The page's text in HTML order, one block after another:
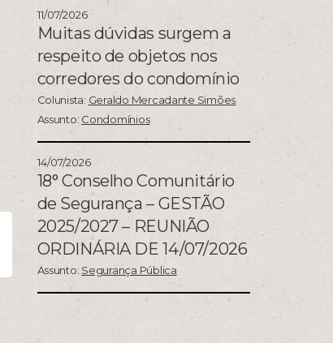
11/07/2026
Muitas dúvidas surgem a
respeito de objetos nos
corredores do condomínio
Colunista: Geraldo Mercadante Simões
Assunto: Condomínios
14/07/2026
18° Conselho Comunitário
de Segurança – GESTÃO
2025/2027 – REUNIÃO
ORDINÁRIA DE 14/07/2026
Assunto: Segurança Pública